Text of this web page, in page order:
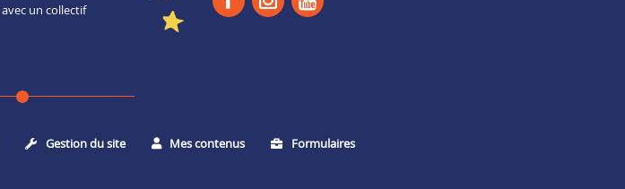
avec un collectif
Gestion du site Mes contenus Formulaires